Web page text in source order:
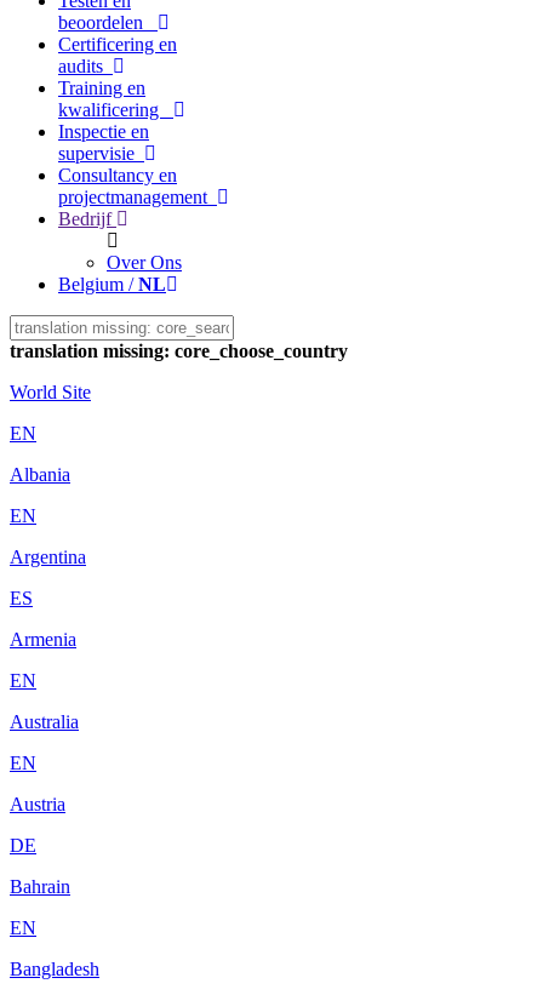
beoordelen
Certificering en
audits
Training en
kwalificering
Inspectie en
supervisie
Consultancy en
projectmanagement
Bedrijf
Over Ons
Belgium /NL
translation missing: core_choose_country
World Site
EN
Albania
EN
Argentina
ES
Armenia
EN
Australia
EN
Austria
DE
Bahrain
EN
Bangladesh